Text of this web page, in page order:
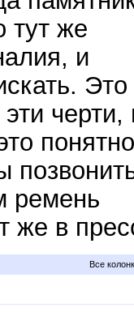
тут же
и
Это
черти,
ремень
же в
Все